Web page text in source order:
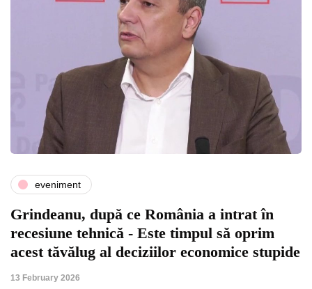
eveniment
Grindeanu, după ce România a intrat în
recesiune tehnică - Este timpul să oprim
acest tăvălug al deciziilor economice stupide
13 February 2026